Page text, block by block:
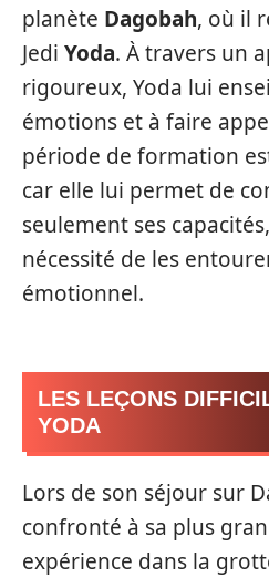
planète Dagobah, où il
Jedi Yoda. À travers un
rigoureux, Yoda lui
émotions et à faire
période de formation
car elle lui permet de
seulement ses
nécessité de les
émotionnel.
LES LEÇONS
YODA
Lors de son séjour sur
confronté à sa plus
expérience dans la